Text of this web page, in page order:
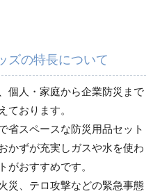
ズの特長について
個人・家庭から企業防災まで
ております。
省スペースな防災用品セット
かずが充実しガスや水を使わ
がおすすめです。
災、テロ攻撃などの緊急事態